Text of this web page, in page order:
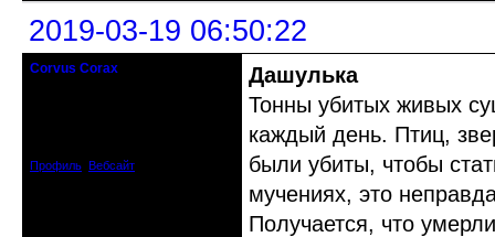
2019-03-19 06:50:22
Corvus Corax
Профиль Вебсайт
Дашулька
Тонны убитых живых
каждый день. Птиц,
были убиты, чтобы
мучениях, это
Получается, что